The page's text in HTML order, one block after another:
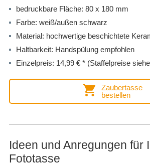
bedruckbare Fläche: 80 x 180 mm
Farbe: weiß/außen schwarz
Material: hochwertige beschichtete
Haltbarkeit: Handspülung empfohlen
Einzelpreis: 14,99 € * (Staffelpreise siehe
Zaubertasse
bestellen
Ideen und Anregungen für
Fototasse